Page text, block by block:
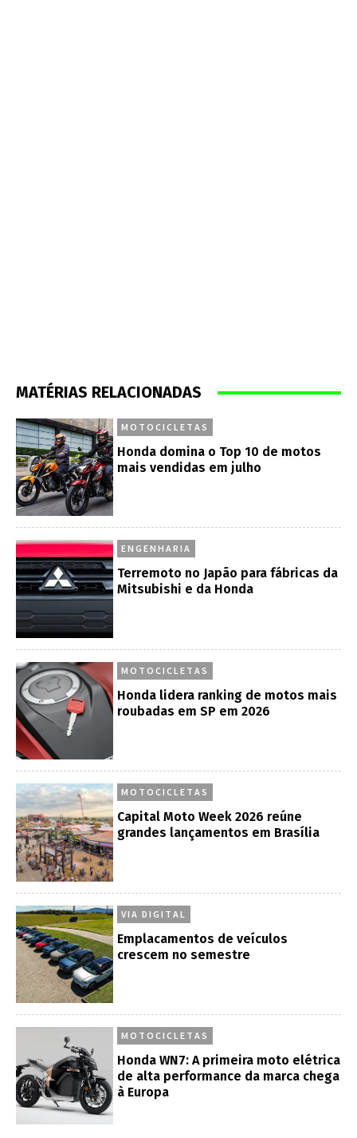
MATÉRIAS RELACIONADAS
MOTOCICLETAS
Honda domina o Top 10 de motos
mais vendidas em julho
ENGENHARIA
Terremoto no Japão para fábricas da
Mitsubishi e da Honda
MOTOCICLETAS
Honda lidera ranking de motos mais
roubadas em SP em 2026
MOTOCICLETAS
Capital Moto Week 2026 reúne
grandes lançamentos em Brasília
VIA DIGITAL
Emplacamentos de veículos
crescem no semestre
MOTOCICLETAS
Honda WN7: A primeira moto elétrica
de alta performance da marca chega
à Europa